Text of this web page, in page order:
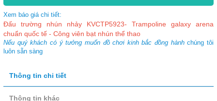
Xem báo giá chi tiết:
Đấu trường nhún nhảy KVCTP5923- Trampoline galaxy arena
chuẩn quốc tế - Công viên bạt nhún thể thao
Nếu quý khách có ý tưởng muốn đồ chơi kinh bắc đồng hànhchúng tôi
luôn sẵn sàng
Thông tin chi tiết
Thông tin khác